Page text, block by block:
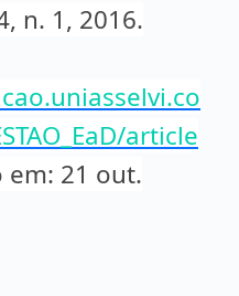
n. 1, 2016.
article
em: 21 out.